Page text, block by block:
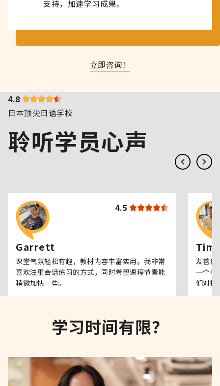
支持，加速学习成果。
立即咨询！
4.8
日本顶尖日语学校
聆听学员心声
4.5
Garrett
课堂气氛轻松有趣，教材内容丰富实用。我非常
喜欢注重会话练习的方式，同时希望课程节奏能
稍微加快一些。
友善的
一个很
们对提
学习时间有限？